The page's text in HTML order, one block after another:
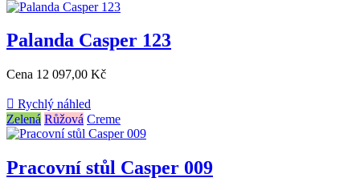
Palanda Casper 123
Cena 12 097,00 Kč
 Rychlý náhled
Zelená Růžová Creme
Pracovní stůl Casper 009